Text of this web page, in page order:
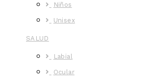
Niños
Unisex
SALUD
Labial
Ocular